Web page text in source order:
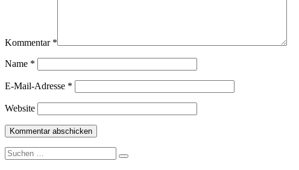
Kommentar *
Name *
E-Mail-Adresse *
Website
Suche
nach: